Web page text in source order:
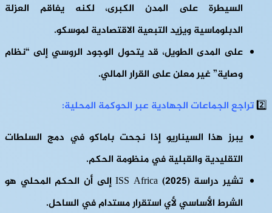
السيطرة على المدن الكبرى، لكنه يفاقم العزلة
الدبلوماسية ويزيد التبعية الاقتصادية لموسكو.
على المدى الطويل، قد يتحول الوجود الروسي إلى “نظام
وصاية” غير معلن على القرار المالي.
2️⃣تراجع الجماعات الجهادية عبر الحوكمة المحلية:
يبرز هذا السيناريو إذا نجحت باماكو في دمج السلطات
التقليدية والقبلية في منظومة الحكم.
تشير دراسة ISS Africa (2025) إلى أن الحكم المحلي هو
الشرط الأساسي لأي استقرار مستدام في الساحل.